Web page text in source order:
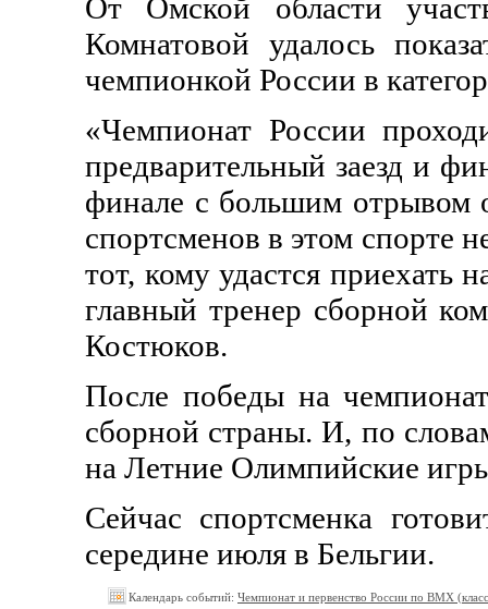
От Омской области
Комнатовой удалось
чемпионкой России в
«Чемпионат России
предварительный заезд и
финале с большим отрывом
спортсменов в этом спорте
тот, кому удастся приехать
главный тренер сборной
Костюков.
После победы на
сборной страны. И, по
на Летние Олимпийские
Сейчас спортсменка
середине июля в Бельгии.
Календарь событий: Чемпионат и первенство России по BMX